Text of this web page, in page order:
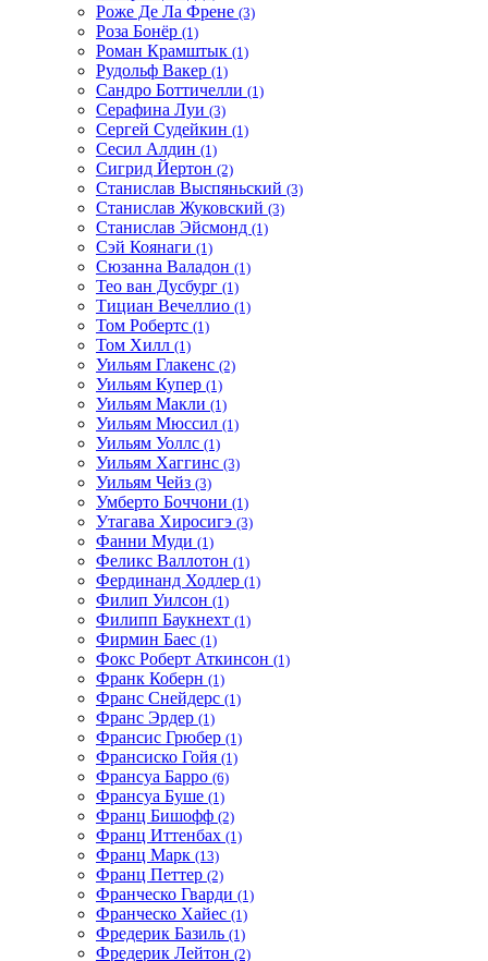
Роже Де Ла Френе (3)
Роза Бонёр (1)
Роман Крамштык (1)
Рудольф Вакер (1)
Сандро Боттичелли (1)
Серафина Луи (3)
Сергей Судейкин (1)
Сесил Алдин (1)
Сигрид Йертон (2)
Станислав Выспяньский (3)
Станислав Жуковский (3)
Станислав Эйсмонд (1)
Сэй Коянаги (1)
Сюзанна Валадон (1)
Тео ван Дусбург (1)
Тициан Вечеллио (1)
Том Робертс (1)
Том Хилл (1)
Уильям Глакенс (2)
Уильям Купер (1)
Уильям Макли (1)
Уильям Мюссил (1)
Уильям Уоллс (1)
Уильям Хаггинс (3)
Уильям Чейз (3)
Умберто Боччони (1)
Утагава Хиросигэ (3)
Фанни Муди (1)
Феликс Валлотон (1)
Фердинанд Ходлер (1)
Филип Уилсон (1)
Филипп Баукнехт (1)
Фирмин Баес (1)
Фокс Роберт Аткинсон (1)
Франк Коберн (1)
Франс Снейдерс (1)
Франс Эрдер (1)
Франсис Грюбер (1)
Франсиско Гойя (1)
Франсуа Барро (6)
Франсуа Буше (1)
Франц Бишофф (2)
Франц Иттенбах (1)
Франц Марк (13)
Франц Петтер (2)
Франческо Гварди (1)
Франческо Хайес (1)
Фредерик Базиль (1)
Фредерик Лейтон (2)